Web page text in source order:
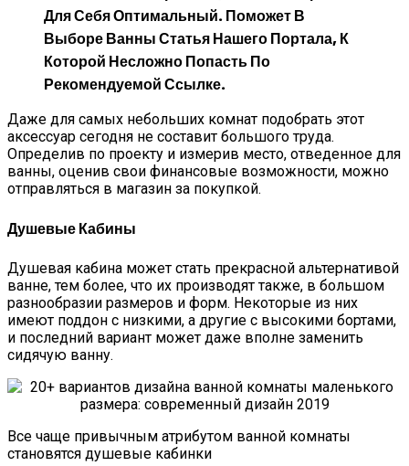
Для Себя Оптимальный. Поможет В
Выборе ВанныСтатья Нашего Портала, К
Которой Несложно Попасть По
Рекомендуемой Ссылке.
Даже для самых небольших комнат подобрать этот
аксессуар сегодня не составит большого труда.
Определив по проекту и измерив место, отведенное для
ванны, оценив свои финансовые возможности, можно
отправляться в магазин за покупкой.
Душевые Кабины
Душевая кабина может стать прекрасной альтернативой
ванне, тем более, что их производят также, в большом
разнообразии размеров и форм. Некоторые из них
имеют поддон с низкими, а другие с высокими бортами,
и последний вариант может даже вполне заменить
сидячую ванну.
Все чаще привычным атрибутом ванной комнаты
становятся душевые кабинки